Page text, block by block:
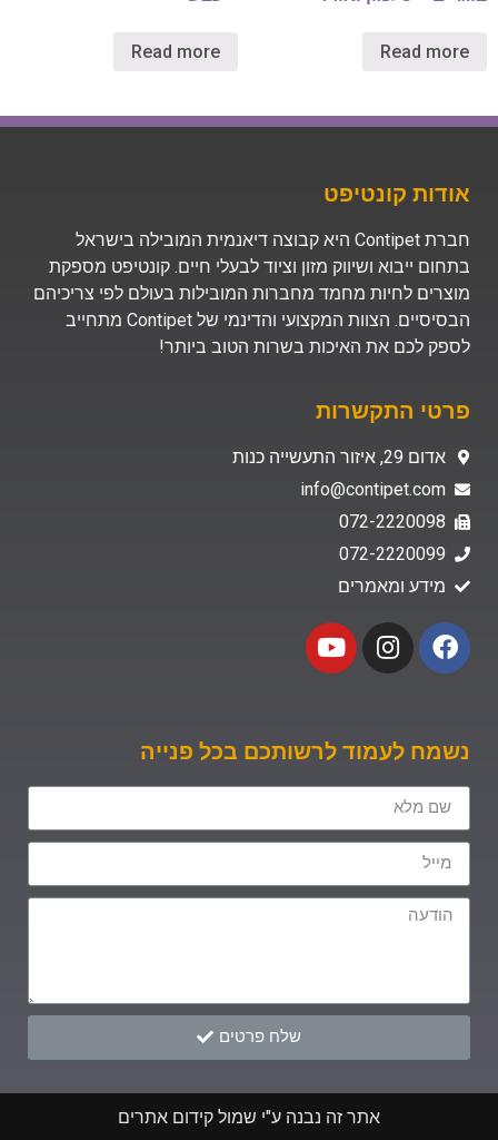
Read more
Read more
אודות קונטיפט
חברת Contipet היא קבוצה דיאנמית המובילה בישראל
בתחום ייבוא ושיווק מזון וציוד לבעלי חיים. קונטיפט מספקת
מוצרים לחיות מחמד מחברות המובילות בעולם לפי צריכיהם
הבסיסיים. הצוות המקצועי והדינמי של Contipet מתחייב
לספק לכם את האיכות בשרות הטוב ביותר!
פרטי התקשרות
אדום 29, איזור התעשייה כנות
info@contipet.com
072-2220098
072-2220099
מידע ומאמרים
נשמח לעמוד לרשותכם בכל פנייה
שלח פרטים
אתר זה נבנה ע"י שמול קידום אתרים